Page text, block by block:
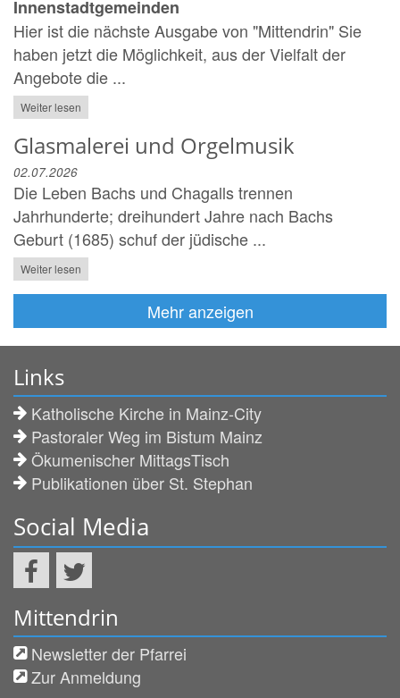
Innenstadtgemeinden
Hier ist die nächste Ausgabe von "Mittendrin" Sie
haben jetzt die Möglichkeit, aus der Vielfalt der
Angebote die ...
Weiter lesen
Glasmalerei und Orgelmusik
02.07.2026
Die Leben Bachs und Chagalls trennen
Jahrhunderte; dreihundert Jahre nach Bachs
Geburt (1685) schuf der jüdische ...
Weiter lesen
Mehr anzeigen
Links
Katholische Kirche in Mainz-City
Pastoraler Weg im Bistum Mainz
Ökumenischer MittagsTisch
Publikationen über St. Stephan
Social Media
Mittendrin
Newsletter der Pfarrei
Zur Anmeldung